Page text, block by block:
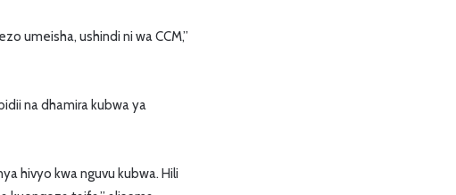
umeisha, ushindi ni wa CCM,”
na dhamira kubwa ya
hivyo kwa nguvu kubwa. Hili